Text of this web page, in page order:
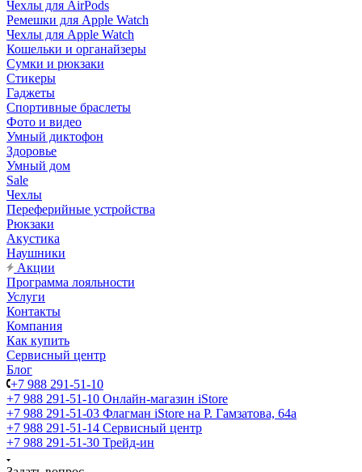
Чехлы для AirPods
Ремешки для Apple Watch
Чехлы для Apple Watch
Кошельки и органайзеры
Сумки и рюкзаки
Стикеры
Гаджеты
Спортивные браслеты
Фото и видео
Умный диктофон
Здоровье
Умный дом
Sale
Чехлы
Переферийные устройства
Рюкзаки
Акустика
Наушники
Акции
Программа лояльности
Услуги
Контакты
Компания
Как купить
Сервисный центр
Блог
+7 988 291-51-10
+7 988 291-51-10 Онлайн-магазин iStore
+7 988 291-51-03 Флагман iStore на Р. Гамзатова, 64а
+7 988 291-51-14 Сервисный центр
+7 988 291-51-30 Трейд-ин